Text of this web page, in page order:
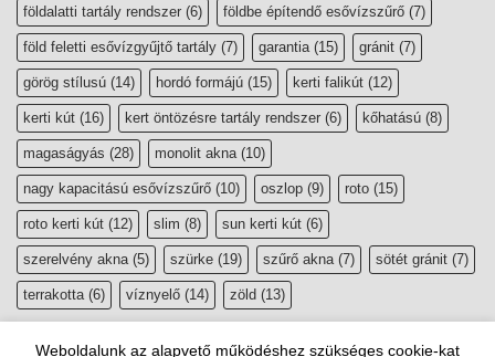
földalatti tartály rendszer (6) földbe építendő esővízszűrő (7)
föld feletti esővízgyűjtő tartály (7) garantia(15) gránit (7)
görög stílusú (14) hordó formájú (15) kerti falikút (12)
kerti kút (16) kert öntözésre tartály rendszer (6) kőhatású (8)
magaságyás (28) monolit akna(10)
nagy kapacitású esővízszűrő (10) oszlop (9) roto (15)
roto kerti kút (12) slim (8) sun kerti kút (6)
szerelvény akna(5) szürke (19) szűrő akna(7) sötét gránit (7)
terrakotta(6) víznyelő (14) zöld (13)
Weboldalunk az alapvető működéshez szükséges cookie-kat